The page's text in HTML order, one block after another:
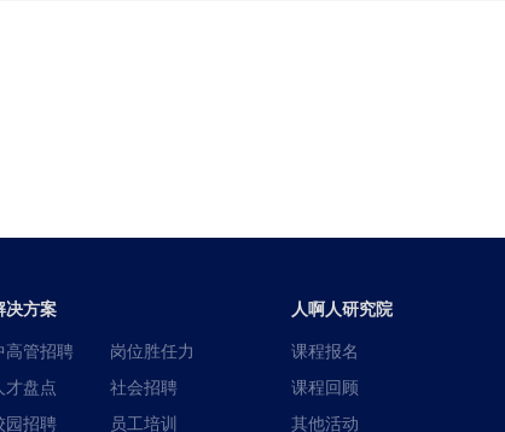
决方案
高管招聘 岗位胜任力
才盘点 社会招聘
园招聘 员工培训
人啊人研究院
课程报名
课程回顾
其他活动